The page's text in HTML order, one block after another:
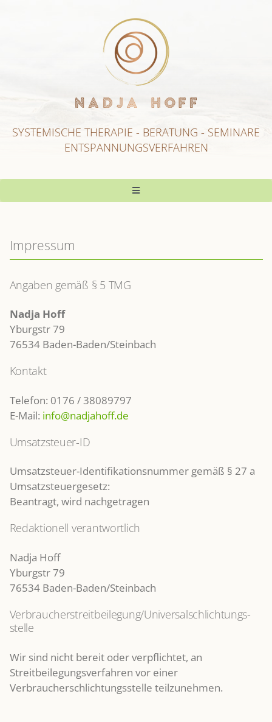
SYSTEMISCHE THERAPIE - BERATUNG - SEMINARE
ENTSPANNUNGSVERFAHREN
Toggle
ÜBER MICH
Fortbildungen
KONTAKT
Impressum
Angaben gemäß § 5 TMG
Nadja Hoff
Yburgstr 79
76534 Baden-Baden/Steinbach
Kontakt
Telefon: 0176 / 38089797
E-Mail: info@nadjahoff.de
Umsatzsteuer-ID
Umsatzsteuer-Identifikationsnummer gemäß § 27 a
Umsatzsteuergesetz:
Beantragt, wird nachgetragen
Redaktionell verantwortlich
Nadja Hoff
Yburgstr 79
76534 Baden-Baden/Steinbach
Verbraucher­streit­beilegung/Universal­schlichtungs­
stelle
Wir sind nicht bereit oder verpflichtet, an
Streitbeilegungsverfahren vor einer
Verbraucherschlichtungsstelle teilzunehmen.